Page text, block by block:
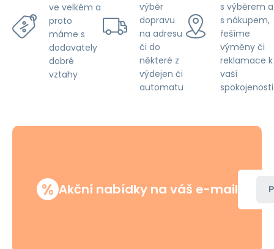
ve velkém a
proto
máme s
dodavately
dobré
vztahy
výběr
dopravu
na adresu
či do
některé z
výdejen či
automatu
s výběrem a
s nákupem,
řešíme
výměny či
reklamace k
vaší
spokojenosti
% Akční nabídky na váš e-mail